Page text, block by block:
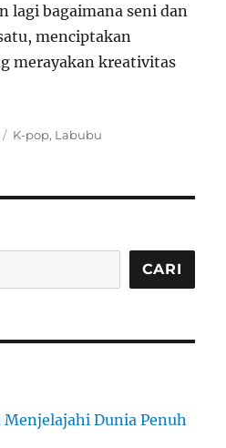
lagi bagaimana seni dan
menciptakan
merayakan kreativitas
Tags
K-pop, Labubu
CARI
Dunia Penuh